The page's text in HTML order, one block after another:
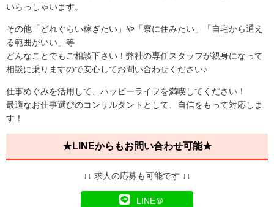
いらっしゃいます。
その他「どれぐらい稼ぎたい」や「寮に住みたい」「自宅から通え
る範囲がいい」等
どんなことでもご相談下さい！弊社の専任スタッフが親身になって
相談に乗りますので安心してお問い合わせください♪
仕事めぐみを活用して、ハッピーライフを満喫してください！
最適なお仕事選びのコンサルタントとして、自信をもって対応しま
す！
★LINEからもお問い合わせ可能★
↓↓ 求人の応募も可能です ↓↓
LINE＠